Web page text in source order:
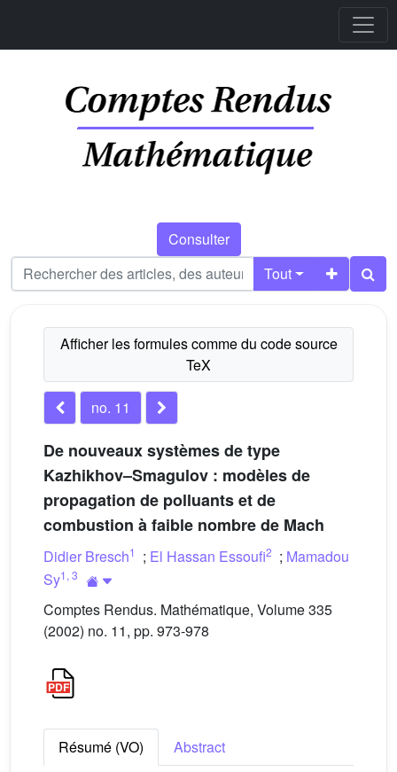
Consulter
Tout
no. 11
De nouveaux systèmes de type
Kazhikhov–Smagulov : modèles de
propagation de polluants et de
combustion à faible nombre de Mach
Didier Bresch1 ; El Hassan Essoufi2 ; Mamadou
Sy1 , 3
Comptes Rendus. Mathématique, Volume 335
(2002) no. 11, pp. 973-978
Résumé (VO)
Abstract